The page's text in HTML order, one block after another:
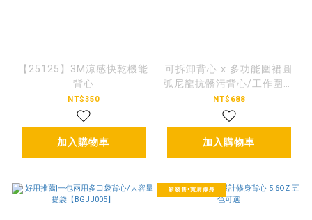
【25125】3M涼感快乾機能
背心
NT$350
加入購物車
可拆卸背心 x 多功能圍裙圓
弧尼龍抗髒污背心/工作圍裙
【VSUM02】
NT$688
加入購物車
新發售!寬肩修身